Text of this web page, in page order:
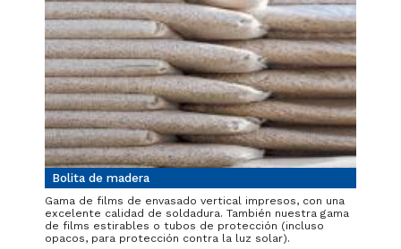
Bolita de madera
Gama de films de envasado vertical impresos, con una
excelente calidad de soldadura. También nuestra gama
de films estirables o tubos de protección (incluso
opacos, para protección contra la luz solar).